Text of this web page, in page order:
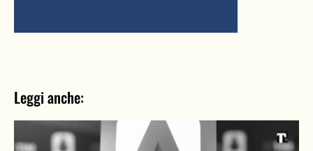
Leggi anche: